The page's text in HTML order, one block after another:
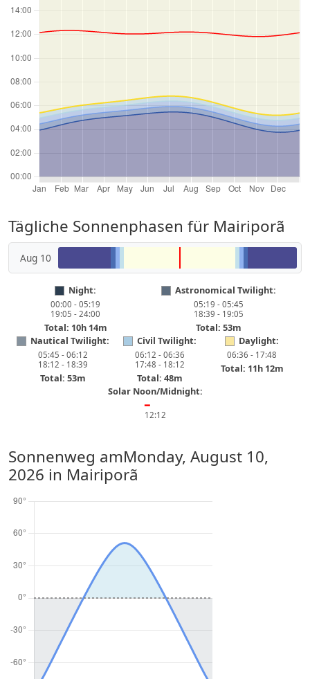
Tägliche Sonnenphasen für Mairiporã
Aug 10
Night:
00:00 - 05:19
19:05 - 24:00
Total: 10h 14m
Astronomical Twilight:
05:19 - 05:45
18:39 - 19:05
Total: 53m
Nautical Twilight:
05:45 - 06:12
18:12 - 18:39
Total: 53m
Civil Twilight:
06:12 - 06:36
17:48 - 18:12
Total: 48m
Daylight:
06:36 - 17:48
Total: 11h 12m
Solar Noon/Midnight:
━
12:12
Sonnenweg amMonday, August 10,
2026 in Mairiporã